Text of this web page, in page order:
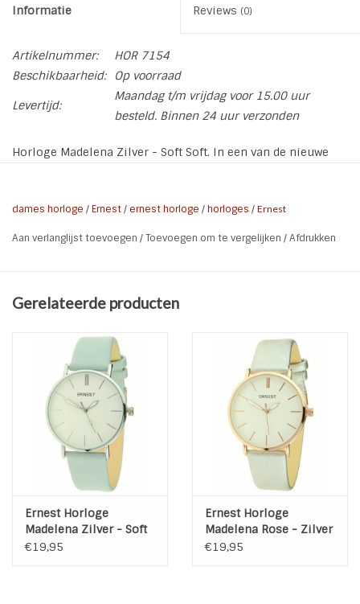
Informatie Reviews (0)
Artikelnummer:
HOR 7154
Beschikbaarheid:
Op voorraad
Levertijd:
Maandag t/m vrijdag voor 15.00 uur
besteld. Binnen 24 uur verzonden
Horloge Madelena Zilver - Soft Soft. In een van de nieuwe
Ø horlogekast: 40 mm
dames horloge /Ernest/ ernest horloge /horloges / Ernest
Aan verlanglijst toevoegen /Toevoegen om te vergelijken /Afdrukken
Gerelateerde producten
Ernest Horloge
Madelena Zilver - Soft
Blue
€19,95
Ernest Horloge
Madelena Rose - Zilver
€19,95